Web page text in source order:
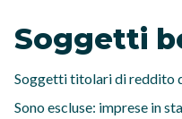
Soggetti
Soggetti titolari di reddito
Sono escluse: imprese in